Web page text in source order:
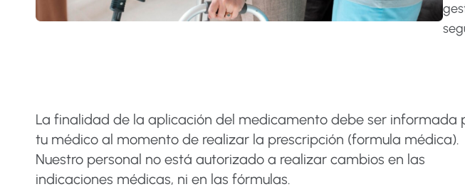
La finalidad de la aplicación del medicamento debe ser informada
tu médico al momento de realizar la prescripción (formula médica).
Nuestro personal no está autorizado a realizar cambios en las
indicaciones médicas, ni en las fórmulas.